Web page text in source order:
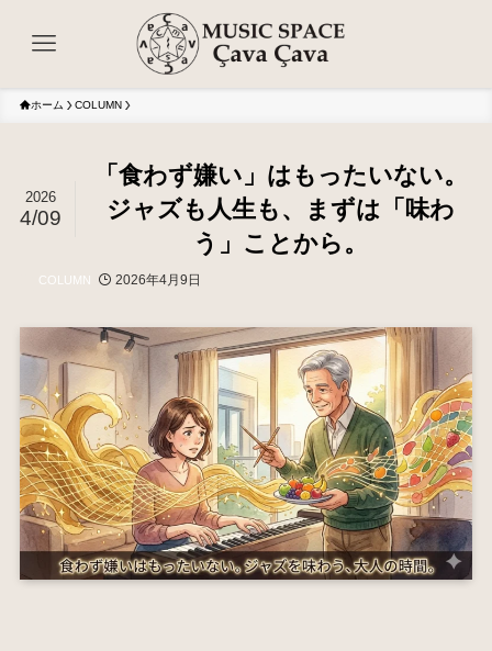
ホーム COLUMN
「食わず嫌い」はもったいない。
ジャズも人生も、まずは「味わ
う」ことから。
2026
4/09
COLUMN 2026年4月9日